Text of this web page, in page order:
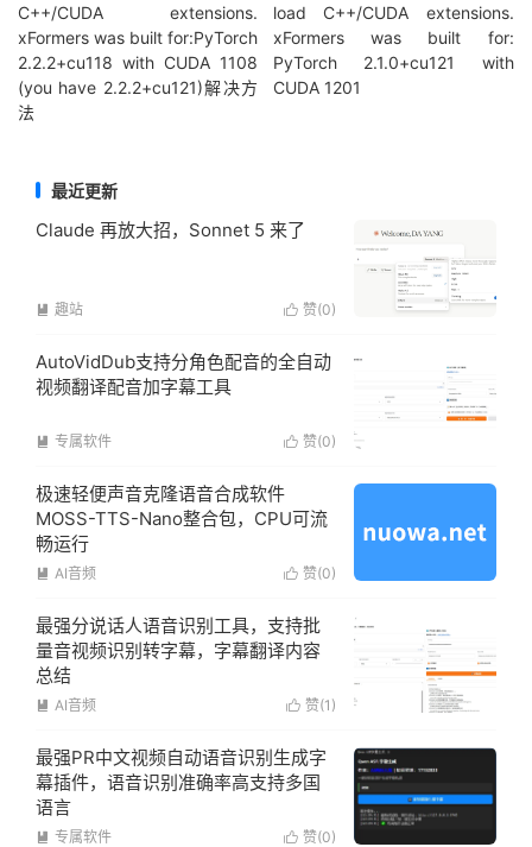
C++/CUDA extensions.
xFormers was built for:PyTorch
2.2.2+cu118 with CUDA 1108
(you have 2.2.2+cu121)解决方
法
load C++/CUDA extensions.
xFormers was built for:
PyTorch 2.1.0+cu121 with
CUDA 1201
最近更新
Claude 再放大招，Sonnet 5 来了
 赞(0)
 趣站
AutoVidDub支持分角色配音的全自动
视频翻译配音加字幕工具
 赞(0)
 专属软件
极速轻便声音克隆语音合成软件
MOSS-TTS-Nano整合包，CPU可流
畅运行
 赞(0)
 AI音频
最强分说话人语音识别工具，支持批
量音视频识别转字幕，字幕翻译内容
总结
 赞(1 )
 AI音频
最强PR中文视频自动语音识别生成字
幕插件，语音识别准确率高支持多国
语言
 赞(0)
 专属软件